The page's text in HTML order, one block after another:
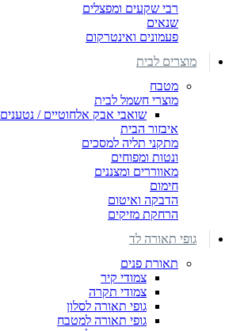
רבי שקעים ומפצלים
שנאים
פעמונים ואינטרקום
מוצרים לבית
מטבח
מוצרי חשמל לבית
שואבי אבק אלחוטיים / נטענים
איבזור הבית
מתקני תליה למסכים
ונטות ומפוחים
מאווררים ומצננים
חימום
הדבקה ואיטום
הרחקת מזיקים
גופי תאורה לד
תאורת פנים
צמודי קיר
צמודי תקרה
גופי תאורה לסלון
גופי תאורה למטבח